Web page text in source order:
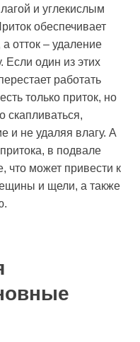
и углекислым
обеспечивает
а отток – удаление
Если один из этих
работать
только приток, но
скапливаться,
и не удаляя влагу. А
в подвале
что может привести к
и щели, а также